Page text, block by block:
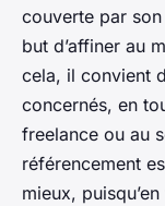
couverte par
but d’affiner au
cela, il convient
concernés, en
freelance ou au
référencement
mieux,